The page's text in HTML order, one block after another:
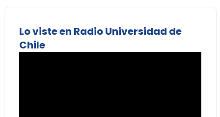
Lo viste en Radio Universidad de
Chile